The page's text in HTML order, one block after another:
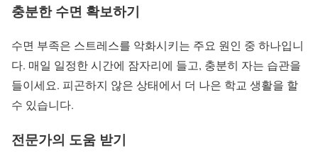
충분한 수면 확보하기
수면 부족은 스트레스를 악화시키는 주요 원인 중 하나입니
다. 매일 일정한 시간에 잠자리에 들고, 충분히 자는 습관을
들이세요. 피곤하지 않은 상태에서 더 나은 학교 생활을 할
수 있습니다.
전문가의 도움 받기